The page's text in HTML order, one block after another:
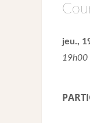
jeu.,
19h00